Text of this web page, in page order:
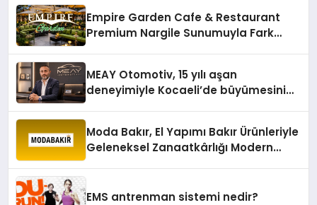
Empire Garden Cafe & Restaurant
Premium Nargile Sunumuyla Fark
MEAY Otomotiv, 15 yılı aşan
deneyimiyle Kocaeli’de büyümesini
Moda Bakır, El Yapımı Bakır Ürünleriyle
Geleneksel Zanaatkârlığı Modern
EMS antrenman sistemi nedir?